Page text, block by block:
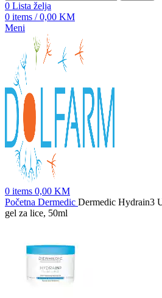
0 Lista želja
0 items / 0,00 KM
Meni
0 items 0,00 KM
Početna Dermedic Dermedic Hydrain3
gel za lice, 50ml